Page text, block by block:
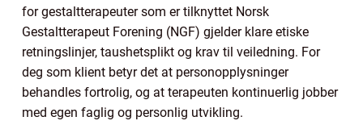
for gestaltterapeuter som er tilknyttet Norsk
Gestaltterapeut Forening (NGF) gjelder klare etiske
retningslinjer, taushetsplikt og krav til veiledning. For
deg som klient betyr det at personopplysninger
behandles fortrolig, og at terapeuten kontinuerlig jobber
med egen faglig og personlig utvikling.